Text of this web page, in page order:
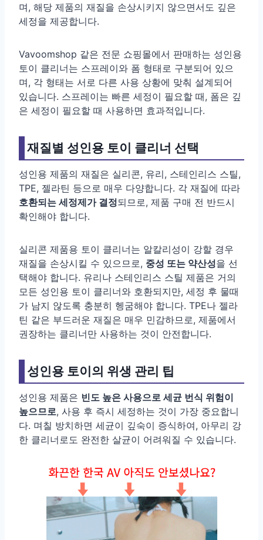
며, 해당 제품의 재질을 손상시키지 않으면서도 깊은
세정을 제공합니다.
Vavoomshop 같은 전문 쇼핑몰에서 판매하는 성인용
토이 클리너는 스프레이와 폼 형태로 구분되어 있으
며, 각 형태는 서로 다른 사용 상황에 맞춰 설계되어
있습니다. 스프레이는 빠른 세정이 필요할 때, 폼은 깊
은 세정이 필요할 때 사용하면 효과적입니다.
재질별 성인용 토이 클리너 선택
성인용 제품의 재질은 실리콘, 유리, 스테인리스 스틸,
TPE, 젤라틴 등으로 매우 다양합니다. 각 재질에 따라
호환되는 세정제가 결정되므로, 제품 구매 전 반드시
확인해야 합니다.
실리콘 제품용 토이 클리너는 알칼리성이 강할 경우
재질을 손상시킬 수 있으므로, 중성 또는 약산성을 선
택해야 합니다. 유리나 스테인리스 스틸 제품은 거의
모든 성인용 토이 클리너와 호환되지만, 세정 후 물때
가 남지 않도록 충분히 헹굼해야 합니다. TPE나 젤라
틴 같은 부드러운 재질은 매우 민감하므로, 제품에서
권장하는 클리너만 사용하는 것이 안전합니다.
성인용 토이의 위생 관리 팁
성인용 제품은 빈도 높은 사용으로 세균 번식 위험이
높으므로, 사용 후 즉시 세정하는 것이 가장 중요합니
다. 며칠 방치하면 세균이 깊숙이 증식하여, 아무리 강
한 클리너로도 완전한 살균이 어려워질 수 있습니다.